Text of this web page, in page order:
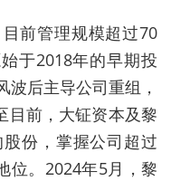
前管理规模超过70
于2018年的早期投
后主导公司重组，
目前，大钲资本及黎
份，掌握公司超过
位。2024年5月，黎